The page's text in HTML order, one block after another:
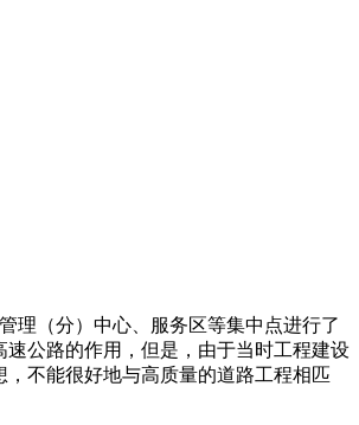
理（分）中心、服务区等集中点进行了
公路的作用，但是，由于当时工程建设
不能很好地与高质量的道路工程相匹